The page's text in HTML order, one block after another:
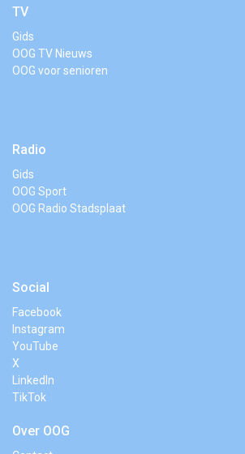
TV
Gids
OOG TV Nieuws
OOG voor senioren
Radio
Gids
OOG Sport
OOG Radio Stadsplaat
Social
Facebook
Instagram
YouTube
X
LinkedIn
TikTok
Over OOG